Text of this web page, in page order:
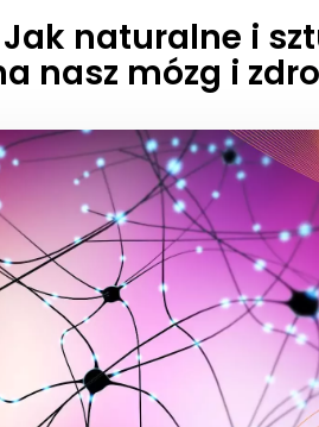
naturalne i
nasz mózg i